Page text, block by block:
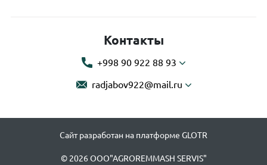
Контакты
+998 90 922 88 93
radjabov922@mail.ru
Сайт разработан на платформе GLOTR
© 2026 OOO"AGROREMMASH SERVIS"